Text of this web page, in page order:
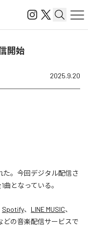
開始
2025.9.20
た。今回デジタル配信さ
曲となっている。
Spotify、 LINE MUSIC、
どの音楽配信サービスで